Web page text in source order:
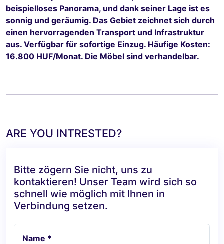
beispielloses Panorama, und dank seiner Lage ist es
sonnig und geräumig. Das Gebiet zeichnet sich durch
einen hervorragenden Transport und Infrastruktur
aus. Verfügbar für sofortige Einzug. Häufige Kosten:
16.800 HUF/Monat. Die Möbel sind verhandelbar.
ARE YOU INTRESTED?
Bitte zögern Sie nicht, uns zu
kontaktieren! Unser Team wird sich so
schnell wie möglich mit Ihnen in
Verbindung setzen.
Name *